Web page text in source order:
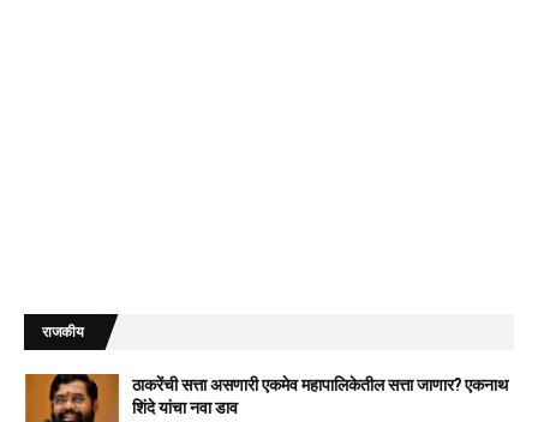
राजकीय
ठाकरेंची सत्ता असणारी एकमेव महापालिकेतील सत्ता जाणार? एकनाथ
शिंदे यांचा नवा डाव